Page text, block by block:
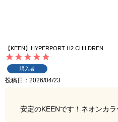
【KEEN】HYPERPORT H2 CHILDREN
購入者
投稿日 2026/04/23
安定のKEENです！ネオンカ